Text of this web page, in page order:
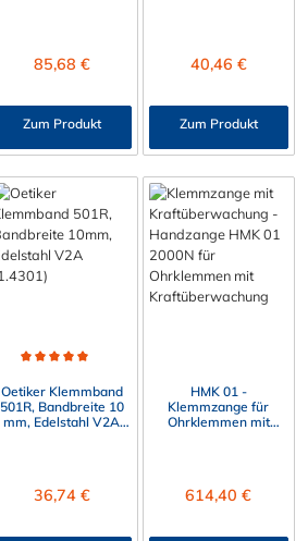
Regulärer Preis:
85,68 €
Zum Produkt
Regulärer Preis:
40,46 €
Zum Produkt
Oetiker Klemmband
501R, Bandbreite 10
mm, Edelstahl V2A
Regulärer Preis:
36,74 €
HMK 01 -
Klemmzange für
Ohrklemmen mit
Regulärer Preis:
614,40 €